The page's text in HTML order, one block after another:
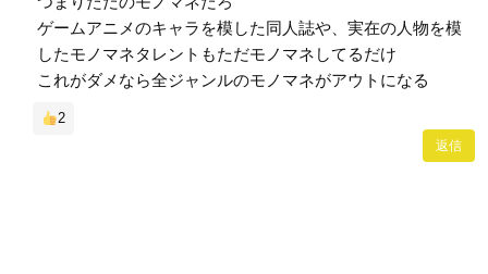
ゲームアニメのキャラを模した同人誌や、実在の人物を模
したモノマネタレントもただモノマネしてるだけ
これがダメなら全ジャンルのモノマネがアウトになる
2
返信